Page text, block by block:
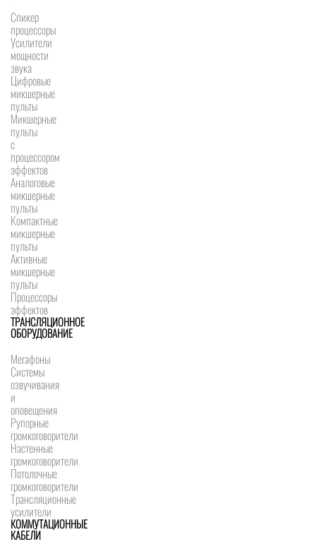
Спикер
процессоры
Усилители
мощности
звука
Цифровые
микшерные
пульты
Микшерные
пульты
с
процессором
эффектов
Аналоговые
микшерные
пульты
Компактные
микшерные
пульты
Активные
микшерные
пульты
Процессоры
эффектов
ТРАНСЛЯЦИОННОЕ
ОБОРУДОВАНИЕ
Мегафоны
Системы
озвучивания
и
оповещения
Рупорные
громкоговорители
Настенные
громкоговорители
Потолочные
громкоговорители
Трансляционные
усилители
КОММУТАЦИОННЫЕ
КАБЕЛИ